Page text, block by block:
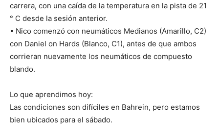
carrera, con una caída de la temperatura en la pista de 21
° C desde la sesión anterior.
• Nico comenzó con neumáticos Medianos (Amarillo, C2)
con Daniel on Hards (Blanco, C1), antes de que ambos
corrieran nuevamente los neumáticos de compuesto
blando.
Lo que aprendimos hoy:
Las condiciones son difíciles en Bahrein, pero estamos
bien ubicados para el sábado.